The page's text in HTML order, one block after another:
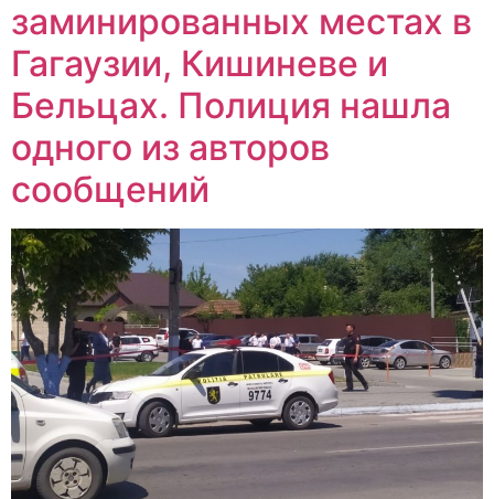
заминированных местах в
Гагаузии, Кишиневе и
Бельцах. Полиция нашла
одного из авторов
сообщений